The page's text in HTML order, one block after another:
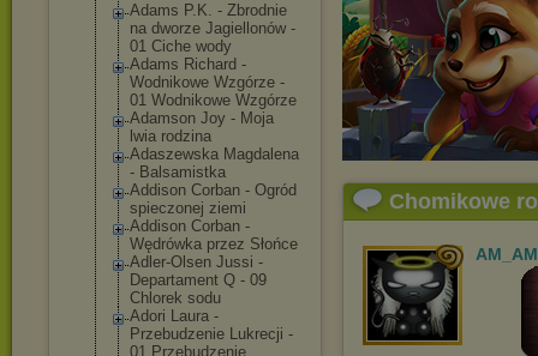
Adams P.K. - Zbrodnie
na dworze Jagiellonów -
01 Ciche wody
Adams Richard -
Wodnikowe Wzgórze -
01 Wodnikowe Wzgórze
Adamson Joy - Moja
lwia rodzina
Adaszewska Magdalena
- Balsamistka
Addison Corban - Ogród
spieczonej ziemi
Addison Corban -
Wędrówka przez Słońce
Adler-Olsen Jussi -
Departament Q - 09
Chlorek sodu
Adori Laura -
Przebudzenie Lukrecji -
01 Przebudzenie
Chomikowe
AM_AM